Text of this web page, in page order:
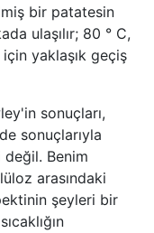
bir patatesin
ulaşılır; 80 ° C,
yaklaşık geçiş
sonuçları,
sonuçlarıyla
değil. Benim
arasındaki
şeyleri bir